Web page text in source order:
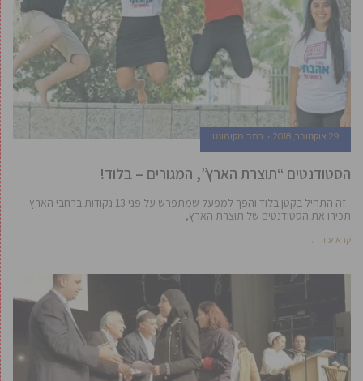
29 אוקטובר, 2018 כתב מקומונט
הסטודנטים “תוצרת הארץ”, המגורים – בלוד!
זה התחיל בקטן בלוד והפך למפעל שמתפרש על פני 13 נקודות ברחבי הארץ.
תכירו את הסטודנטים של תוצרת הארץ,
קרא עוד ←